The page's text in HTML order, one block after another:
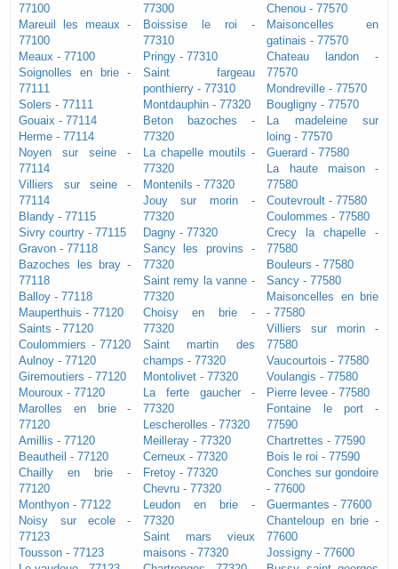
77100
Mareuil les meaux -
77100
Meaux - 77100
Soignolles en brie -
77111
Solers - 77111
Gouaix - 77114
Herme - 77114
Noyen sur seine -
77114
Villiers sur seine -
77114
Blandy - 77115
Sivry courtry - 77115
Gravon - 77118
Bazoches les bray -
77118
Balloy - 77118
Mauperthuis - 77120
Saints - 77120
Coulommiers - 77120
Aulnoy - 77120
Giremoutiers - 77120
Mouroux - 77120
Marolles en brie -
77120
Amillis - 77120
Beautheil - 77120
Chailly en brie -
77120
Monthyon - 77122
Noisy sur ecole -
77123
Tousson - 77123
77300
Boissise le roi -
77310
Pringy - 77310
Saint fargeau
ponthierry - 77310
Montdauphin - 77320
Beton bazoches -
77320
La chapelle moutils -
77320
Montenils - 77320
Jouy sur morin -
77320
Dagny - 77320
Sancy les provins -
77320
Saint remy la vanne -
77320
Choisy en brie -
77320
Saint martin des
champs - 77320
Montolivet - 77320
La ferte gaucher -
77320
Lescherolles - 77320
Meilleray - 77320
Cerneux - 77320
Fretoy - 77320
Chevru - 77320
Leudon en brie -
77320
Saint mars vieux
maisons - 77320
Chenou - 77570
Maisoncelles en
gatinais - 77570
Chateau landon -
77570
Mondreville - 77570
Bougligny - 77570
La madeleine sur
loing - 77570
Guerard - 77580
La haute maison -
77580
Coutevroult - 77580
Coulommes - 77580
Crecy la chapelle -
77580
Bouleurs - 77580
Sancy - 77580
Maisoncelles en brie
- 77580
Villiers sur morin -
77580
Vaucourtois - 77580
Voulangis - 77580
Pierre levee - 77580
Fontaine le port -
77590
Chartrettes - 77590
Bois le roi - 77590
Conches sur gondoire
- 77600
Guermantes - 77600
Chanteloup en brie -
77600
Jossigny - 77600